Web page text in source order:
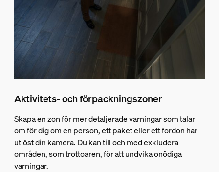
Aktivitets- och förpackningszoner
Skapa en zon för mer detaljerade varningar som talar
om för dig om en person, ett paket eller ett fordon har
utlöst din kamera. Du kan till och med exkludera
områden, som trottoaren, för att undvika onödiga
varningar.